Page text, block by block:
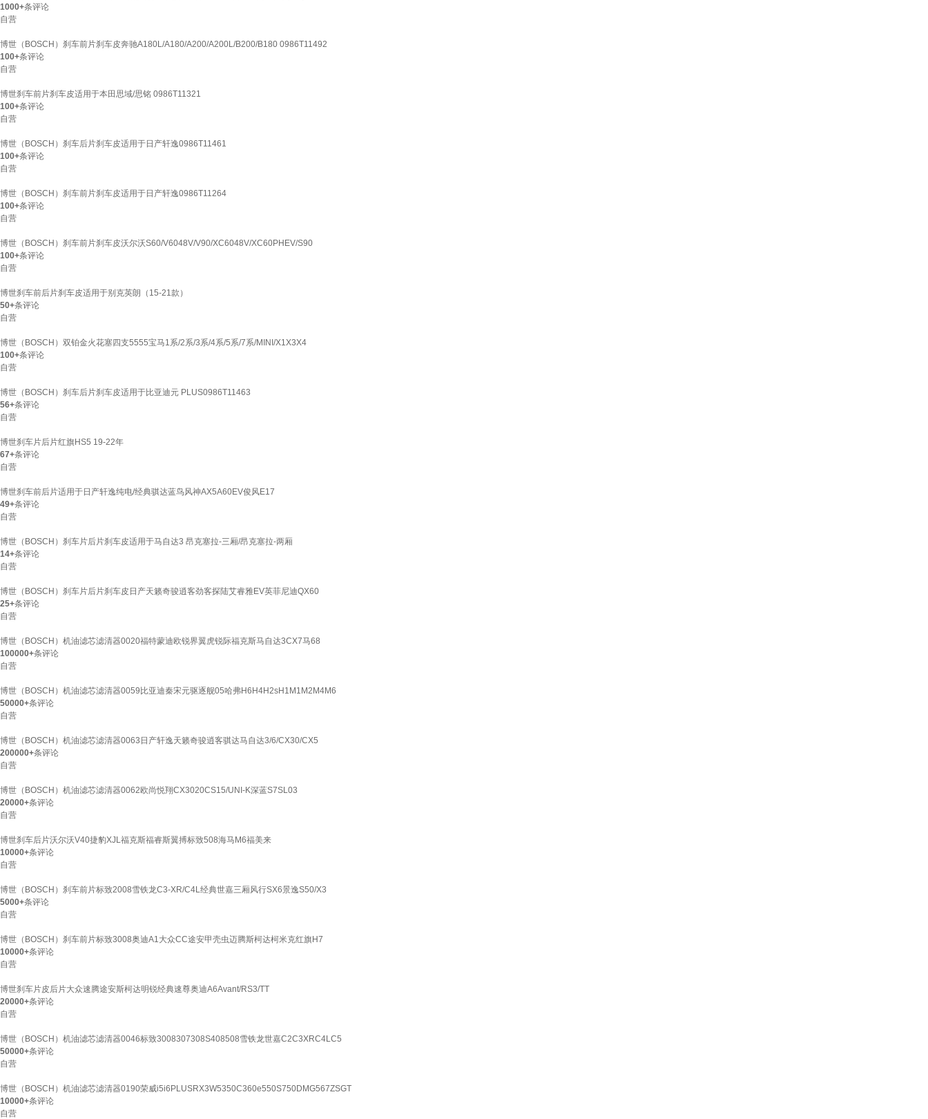
1000+条评论
自营
博世（BOSCH）刹车前片刹车皮奔驰A180L/A180/A200/A200L/B200/B180 0986T11492
100+条评论
自营
博世刹车前片刹车皮适用于本田思域/思铭 0986T11321
100+条评论
自营
博世（BOSCH）刹车后片刹车皮适用于日产轩逸0986T11461
100+条评论
自营
博世（BOSCH）刹车前片刹车皮适用于日产轩逸0986T11264
100+条评论
自营
博世（BOSCH）刹车前片刹车皮沃尔沃S60/V6048V/V90/XC6048V/XC60PHEV/S90
100+条评论
自营
博世刹车前后片刹车皮适用于别克英朗（15-21款）
50+条评论
自营
博世（BOSCH）双铂金火花塞四支5555宝马1系/2系/3系/4系/5系/7系/MINI/X1X3X4
100+条评论
自营
博世（BOSCH）刹车后片刹车皮适用于比亚迪元 PLUS0986T11463
56+条评论
自营
博世刹车片后片红旗HS5 19-22年
67+条评论
自营
博世刹车前后片适用于日产轩逸纯电/经典骐达蓝鸟风神AX5A60EV俊风E17
49+条评论
自营
博世（BOSCH）刹车片后片刹车皮适用于马自达3 昂克塞拉-三厢/昂克塞拉-两厢
14+条评论
自营
博世（BOSCH）刹车片后片刹车皮日产天籁奇骏逍客劲客探陆艾睿雅EV英菲尼迪QX60
25+条评论
自营
博世（BOSCH）机油滤芯滤清器0020福特蒙迪欧锐界翼虎锐际福克斯马自达3CX7马68
100000+条评论
自营
博世（BOSCH）机油滤芯滤清器0059比亚迪秦宋元驱逐舰05哈弗H6H4H2sH1M1M2M4M6
50000+条评论
自营
博世（BOSCH）机油滤芯滤清器0063日产轩逸天籁奇骏逍客骐达马自达3/6/CX30/CX5
200000+条评论
自营
博世（BOSCH）机油滤芯滤清器0062欧尚悦翔CX3020CS15/UNI-K深蓝S7SL03
20000+条评论
自营
博世刹车后片沃尔沃V40捷豹XJL福克斯福睿斯翼搏标致508海马M6福美来
10000+条评论
自营
博世（BOSCH）刹车前片标致2008雪铁龙C3-XR/C4L经典世嘉三厢风行SX6景逸S50/X3
5000+条评论
自营
博世（BOSCH）刹车前片标致3008奥迪A1大众CC途安甲壳虫迈腾斯柯达柯米克红旗H7
10000+条评论
自营
博世刹车片皮后片大众速腾途安斯柯达明锐经典速尊奥迪A6Avant/RS3/TT
20000+条评论
自营
博世（BOSCH）机油滤芯滤清器0046标致3008307308S408508雪铁龙世嘉C2C3XRC4LC5
50000+条评论
自营
博世（BOSCH）机油滤芯滤清器0190荣威i5i6PLUSRX3W5350C360e550S750DMG567ZSGT
10000+条评论
自营